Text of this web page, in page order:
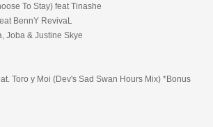
To Stay) feat Tinashe
BennY RevivaL
Joba & Justine Skye
Toro y Moi (Dev's Sad Swan Hours Mix) *Bonus